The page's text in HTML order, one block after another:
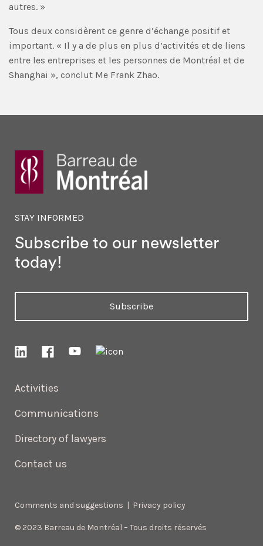
autres. »
Tous deux considèrent ce genre d’échange positif et
important. « Il y a de plus en plus d’activités et de liens
entre les entreprises et les personnes de Montréal et de
Shanghai », conclut Me Frank Zhao.
Activities
Communications
Directory of lawyers
Contact us
STAY INFORMED
Subscribe to our newsletter
today!
Subscribe
Comments and suggestions | Privacy policy
© 2023 Barreau de Montréal – Tous droits réservés